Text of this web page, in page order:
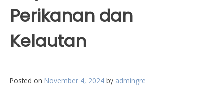
Perikanan dan
Kelautan
Posted on November 4, 2024 by admingre